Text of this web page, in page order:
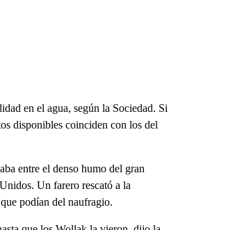
en el agua, según la Sociedad. Si
disponibles coinciden con los del
entre el denso humo del gran
Un farero rescató a la
podían del naufragio.